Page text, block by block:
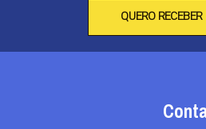
QUERO RECEBER